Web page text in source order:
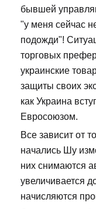
бывшей
"у меня сейчас
подожди"!
торговых
украинские
защиты своих
как Украина
Евросоюзом.
Все зависит от
начались Шу
них снимаются
увеличивается
начисляются